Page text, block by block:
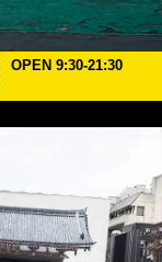
OPEN 9:30-21:30
Pris
FAQ